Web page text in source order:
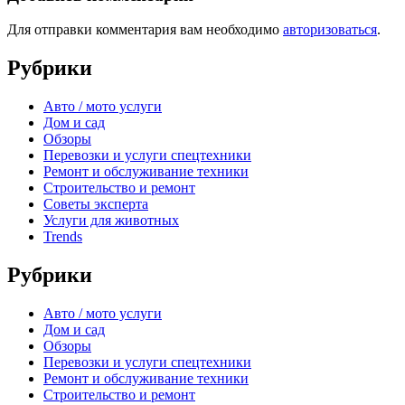
Для отправки комментария вам необходимо авторизоваться.
Рубрики
Авто / мото услуги
Дом и сад
Обзоры
Перевозки и услуги спецтехники
Ремонт и обслуживание техники
Строительство и ремонт
Советы эксперта
Услуги для животных
Trends
Рубрики
Авто / мото услуги
Дом и сад
Обзоры
Перевозки и услуги спецтехники
Ремонт и обслуживание техники
Строительство и ремонт